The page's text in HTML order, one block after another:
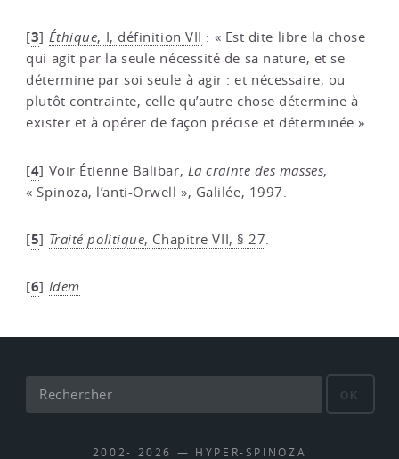
[3] Éthique, I, définition VII : « Est dite libre la chose
qui agit par la seule nécessité de sa nature, et se
détermine par soi seule à agir : et nécessaire, ou
plutôt contrainte, celle qu’autre chose détermine à
exister et à opérer de façon précise et déterminée ».
[4] Voir Étienne Balibar, La crainte des masses,
« Spinoza, l’anti-Orwell », Galilée, 1997.
[5] Traité politique, Chapitre VII, § 27.
[6] Idem.
OK
2002- 2026 — HYPER-SPINOZA